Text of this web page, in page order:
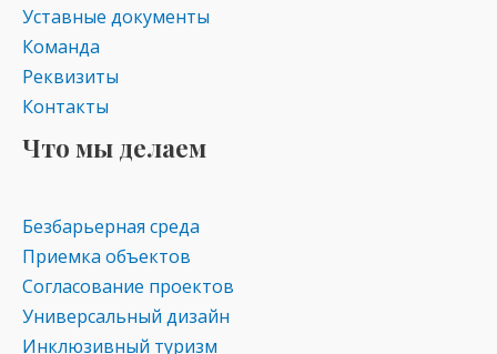
Уставные документы
Команда
Реквизиты
Контакты
Что мы делаем
Безбарьерная среда
Приемка объектов
Согласование проектов
Универсальный дизайн
Инклюзивный туризм